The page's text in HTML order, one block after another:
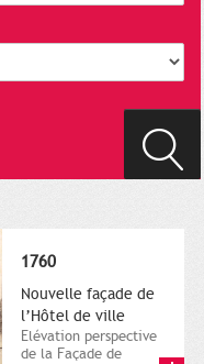
1760
Nouvelle façade de
l’Hôtel de ville
Elévation perspective
de la Façade de